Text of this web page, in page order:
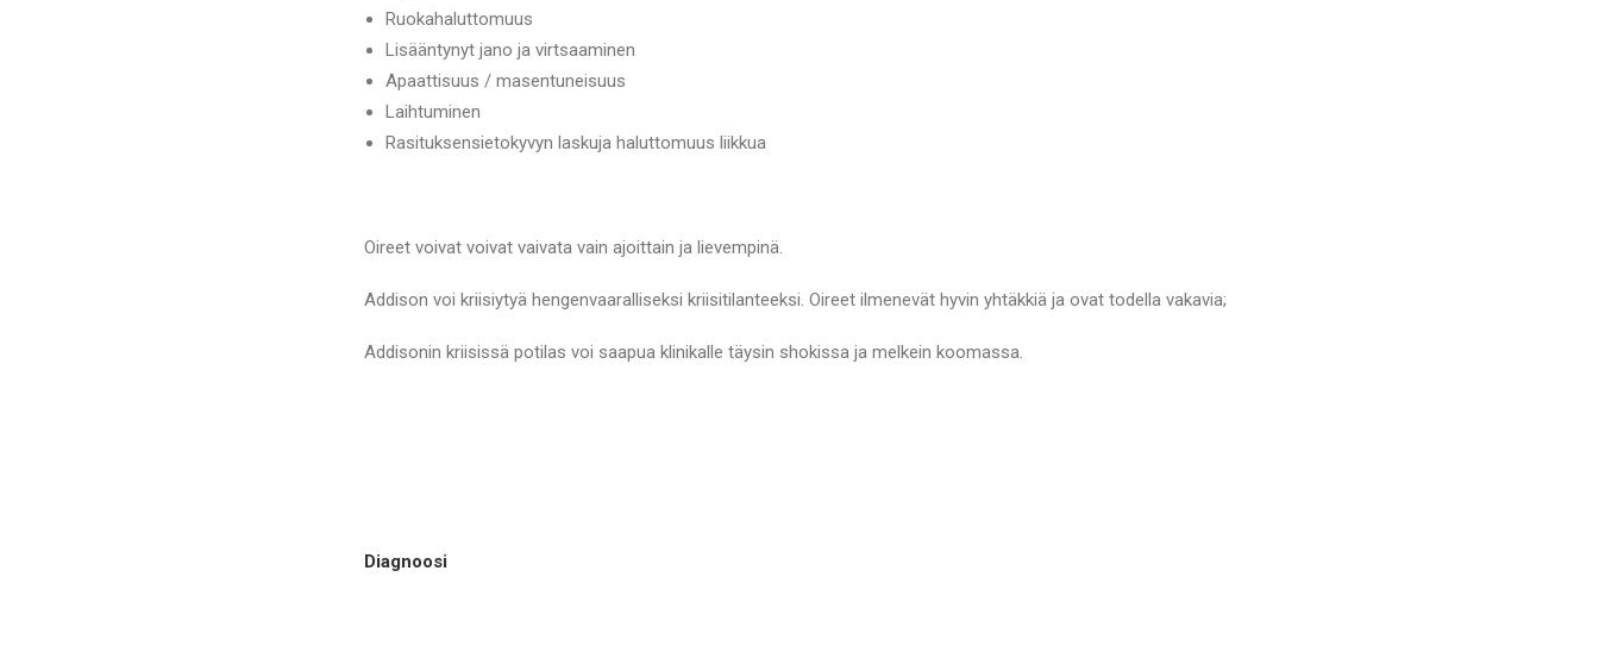
Ruokahaluttomuus
Lisääntynyt jano ja virtsaaminen
Apaattisuus / masentuneisuus
Laihtuminen
Rasituksensietokyvyn laskuja haluttomuus liikkua
Oireet voivat voivat vaivata vain ajoittain ja lievempinä.
Addison voi kriisiytyä hengenvaaralliseksi kriisitilanteeksi. Oireet ilmenevät hyvin yhtäkkiä ja ovat todella vakavia;
Addisonin kriisissä potilas voi saapua klinikalle täysin shokissa ja melkein koomassa.
Diagnoosi